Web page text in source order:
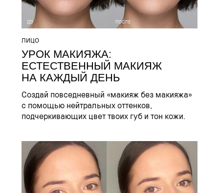
ЛИЦО
УРОК МАКИЯЖА:
ЕСТЕСТВЕННЫЙ МАКИЯЖ
НА КАЖДЫЙ ДЕНЬ
Создай повседневный «макияж без макияжа»
с помощью нейтральных оттенков,
подчеркивающих цвет твоих губ и тон кожи.